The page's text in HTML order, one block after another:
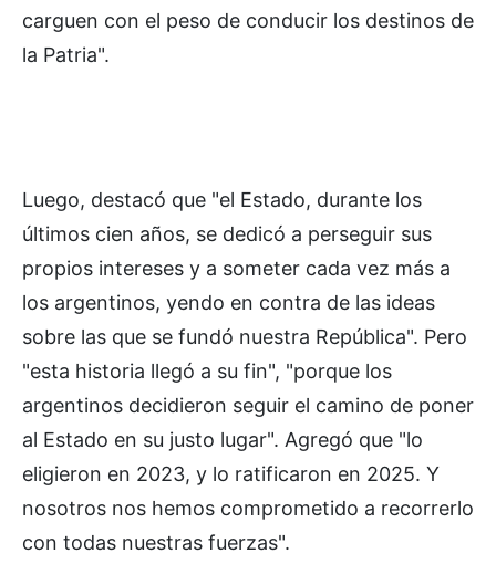
carguen con el peso de conducir los destinos de
la Patria".
Luego, destacó que "el Estado, durante los
últimos cien años, se dedicó a perseguir sus
propios intereses y a someter cada vez más a
los argentinos, yendo en contra de las ideas
sobre las que se fundó nuestra República". Pero
"esta historia llegó a su fin", "porque los
argentinos decidieron seguir el camino de poner
al Estado en su justo lugar". Agregó que "lo
eligieron en 2023, y lo ratificaron en 2025. Y
nosotros nos hemos comprometido a recorrerlo
con todas nuestras fuerzas".